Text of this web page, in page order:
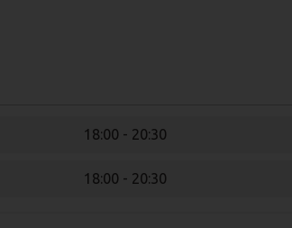
18:00 - 20:30
18:00 - 20:30